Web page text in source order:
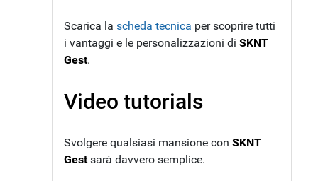
Scarica la scheda tecnica per scoprire tutti
i vantaggi e le personalizzazioni di SKNT
Gest.
Video tutorials
Svolgere qualsiasi mansione con SKNT
Gestsarà davvero semplice.